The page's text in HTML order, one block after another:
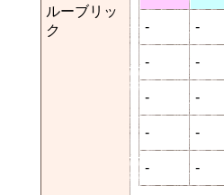
ルーブリッ
ク
- -
- -
- -
- -
- -